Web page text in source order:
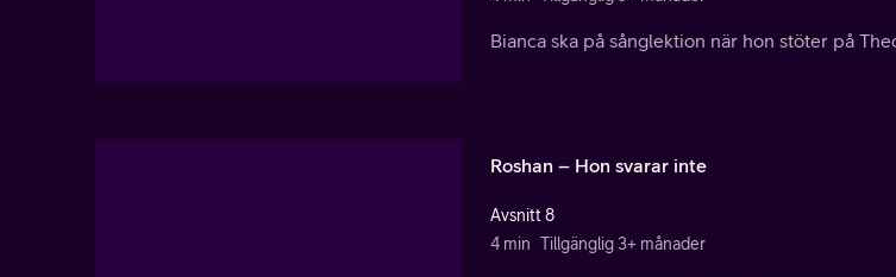
Bianca ska på sånglektion när hon stöter på
Roshan – Hon svarar inte
Avsnitt 8
4 min Tillgänglig 3+ månader